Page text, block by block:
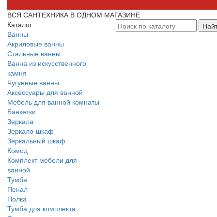
ВСЯ САНТЕХНИКА В ОДНОМ МАГАЗИНЕ
Каталог
Ванны
Акриловые ванны
Стальные ванны
Ванна из искусственного
камня
Чугунные ванны
Аксессуары для ванной
Мебель для ванной комнаты
Банкетки
Зеркала
Зеркало-шкаф
Зеркальный шкаф
Комод
Комплект мебели для
ванной
Тумба
Пенал
Полка
Тумба для комплекта